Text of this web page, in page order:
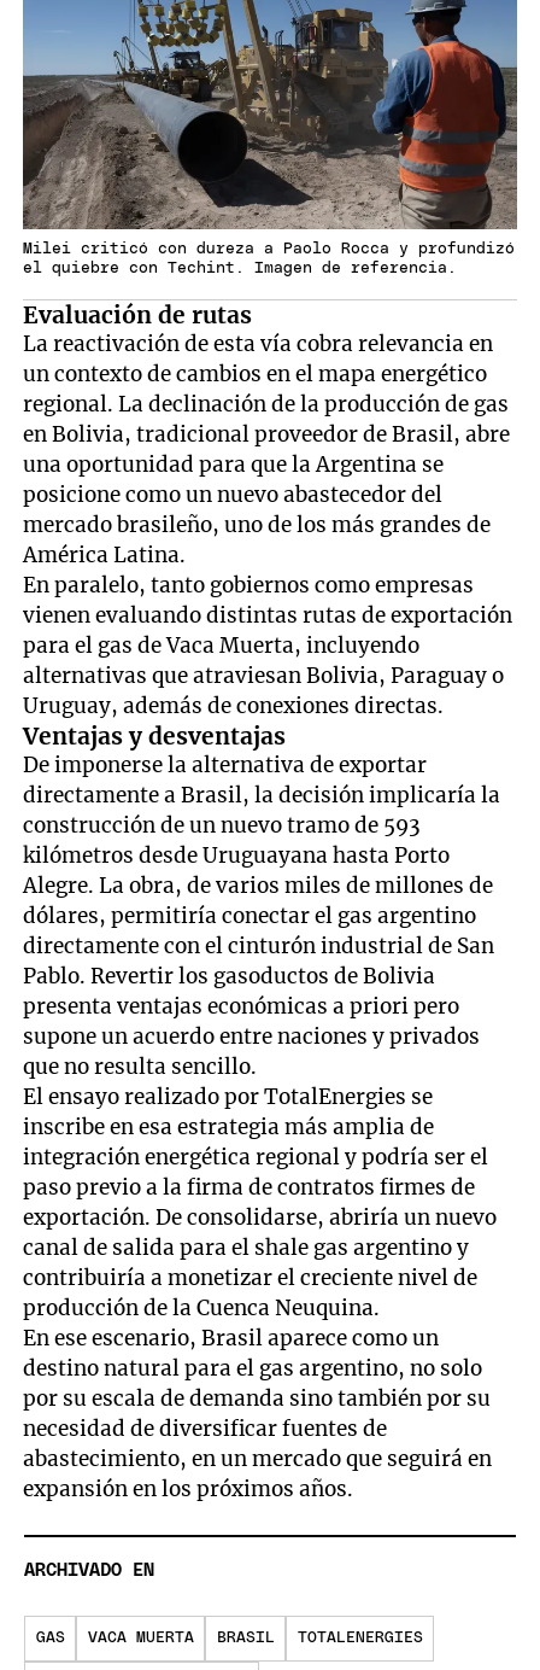
Milei criticó con dureza a Paolo Rocca y profundizó
el quiebre con Techint. Imagen de referencia.
Evaluación de rutas
La reactivación de esta vía cobra relevancia en
un contexto de cambios en el mapa energético
regional. La declinación de la producción de gas
en Bolivia, tradicional proveedor de Brasil, abre
una oportunidad para que la Argentina se
posicione como un nuevo abastecedor del
mercado brasileño, uno de los más grandes de
América Latina.
En paralelo, tanto gobiernos como empresas
vienen evaluando distintas rutas de exportación
para el gas de Vaca Muerta, incluyendo
alternativas que atraviesan Bolivia, Paraguay o
Uruguay, además de conexiones directas.
Ventajas y desventajas
De imponerse la alternativa de exportar
directamente a Brasil, la decisión implicaría la
construcción de un nuevo tramo de 593
kilómetros desde Uruguayana hasta Porto
Alegre. La obra, de varios miles de millones de
dólares, permitiría conectar el gas argentino
directamente con el cinturón industrial de San
Pablo. Revertir los gasoductos de Bolivia
presenta ventajas económicas a priori pero
supone un acuerdo entre naciones y privados
que no resulta sencillo.
El ensayo realizado por TotalEnergies se
inscribe en esa estrategia más amplia de
integración energética regional y podría ser el
paso previo a la firma de contratos firmes de
exportación. De consolidarse, abriría un nuevo
canal de salida para el shale gas argentino y
contribuiría a monetizar el creciente nivel de
producción de la Cuenca Neuquina.
En ese escenario, Brasil aparece como un
destino natural para el gas argentino, no solo
por su escala de demanda sino también por su
necesidad de diversificar fuentes de
abastecimiento, en un mercado que seguirá en
expansión en los próximos años.
ARCHIVADO EN
GAS VACA MUERTA BRASIL TOTALENERGIES